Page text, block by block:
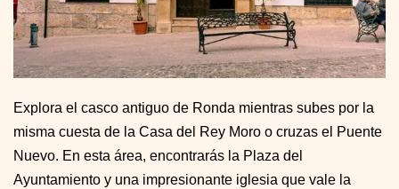
Explora el casco antiguo de Ronda mientras subes por la
misma cuesta de la Casa del Rey Moro o cruzas el Puente
Nuevo. En esta área, encontrarás la Plaza del
Ayuntamiento y una impresionante iglesia que vale la